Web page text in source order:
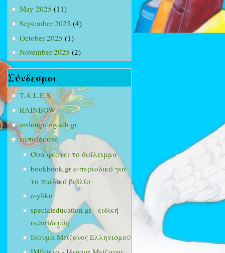
May 2025 (11)
September 2025 (4)
October 2025 (1)
November 2025 (2)
Σύνδεσμοι
T.A.L.E.S
RAINBOW
arslonga.mysch.gr
εκπαίδευση
Όσα φέρνει το διάλειμμα
bookbook.gr e-περιοδικό για
το παιδικό βιβλίο
e-yliko
specialeducation.gr - ειδική
εκπαίδευση
Ίδρυμα Μείζονος Ελληνισμού